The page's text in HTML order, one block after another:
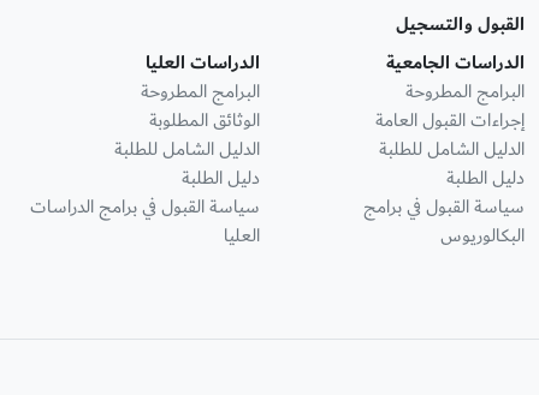
القبول والتسجيل
الدراسات الجامعية
البرامج المطروحة
إجراءات القبول العامة
الدليل الشامل للطلبة
دليل الطلبة
سياسة القبول في برامج
البكالوريوس
الدراسات العليا
البرامج المطروحة
الوثائق المطلوبة
الدليل الشامل للطلبة
دليل الطلبة
سياسة القبول في برامج الدراسات
العليا